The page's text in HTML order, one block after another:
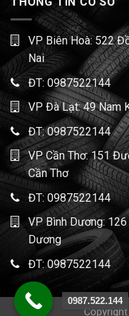
VP Biên Hoà: 522
Nai
ĐT: 0987522144
VP Đà Lạt: 49 Nam
ĐT:0987522144
VP Cần Thơ: 151
Cần Thơ
ĐT: 0987522144
VP Bình Dương: 126
Dương
ĐT: 0987522144
0987.522.144